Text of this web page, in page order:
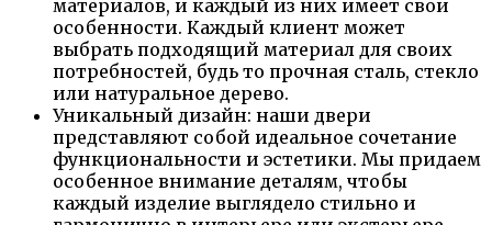
материалов, и каждый из них имеет свои
особенности. Каждый клиент может
выбрать подходящий материал для своих
потребностей, будь то прочная сталь, стекло
или натуральное дерево.
Уникальный дизайн: наши двери
представляют собой идеальное сочетание
функциональности и эстетики. Мы придаем
особенное внимание деталям, чтобы
каждый изделие выглядело стильно и